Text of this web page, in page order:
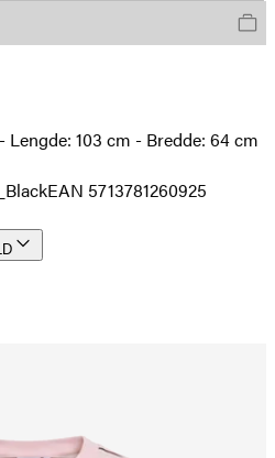
103 cm - Bredde: 64 cm
EAN 5713781260925